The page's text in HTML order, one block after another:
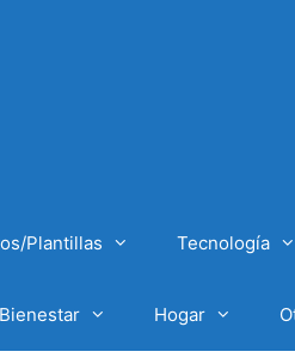
Plantillas Tecnología
Hogar